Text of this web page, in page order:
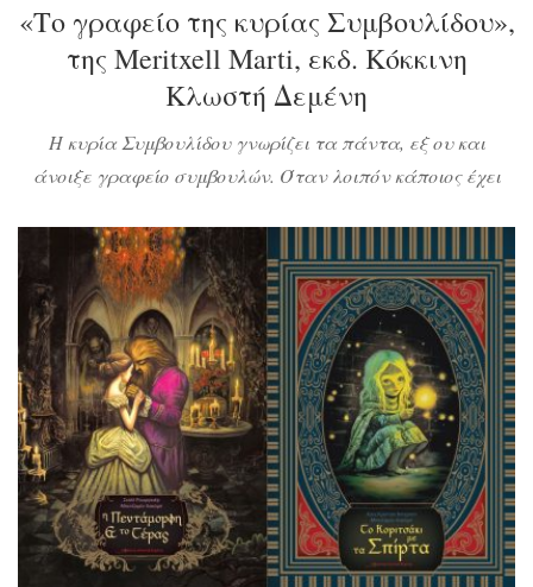
«Το γραφείο της κυρίας Συμβουλίδου»,
της Meritxell Marti, εκδ. Κόκκινη
Κλωστή Δεμένη
Η κυρία Συμβουλίδου γνωρίζει τα πάντα, εξ ου και
άνοιξε γραφείο συμβουλών. Όταν λοιπόν κάποιος έχει
δέχεται την απάντησή της. Είναι όμως πάντα χρήσιμες οι
συμβουλές της; Και ποιος κρύβεται πίσω από αυτό το
ψευδώνυμο;